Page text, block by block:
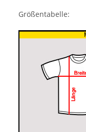
Größentabelle: